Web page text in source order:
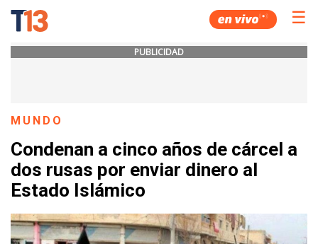
☰
PUBLICIDAD
MUNDO
Condenan a cinco años de cárcel a
dos rusas por enviar dinero al
Estado Islámico